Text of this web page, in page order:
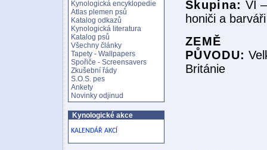
Kynologická encyklopedie
Atlas plemen psů
Katalog odkazů
Kynologická literatura
Katalog psů
Všechny články
Tapety - Wallpapers
Spořiče - Screensavers
Zkušební řády
S.O.S. pes
Ankety
Novinky odjinud
Kynologické akce
KALENDÁŘ AKCÍ
Skupina: VI –
honiči a barváři
ZEMĚ
PŮVODU:
Británie